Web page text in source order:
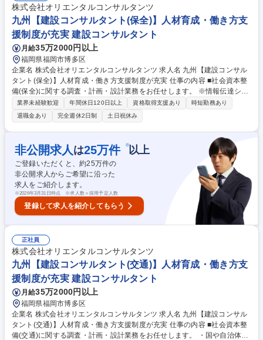
う事業経営を目指して事業領域を拡大しています。 《案件事例》 北九州
市立浅生スポーツセンターの指定管理者、南アルプス市におけるモビリテ
ィレンタルサービス 等 募集職種 関東【建設コンサルタント(公共施設の運
営管理)】人材育成・働き方支援が充実
株式会社オリエンタルコンサルタンツ
九州【建設コンサルタント(保全)】人材育成・働き方支
援制度が充実 建設コンサルタント
月給35万2000円以上
福岡県福岡市博多区
企業名 株式会社オリエンタルコンサルタンツ 求人名 九州【建設コンサル
タント(保全)】人材育成・働き方支援制度が充実 仕事の内容 ■社会資本整
備(保全)に関する調査・計画・設計業務をお任せします。 ※情報伝達シス
テムも駆使した総合的な提案が可能。技術力は、新規開発・拡張計画、運
営、維持管理等、幅広く提供する程の評価を獲得 ・今後増大する老朽化し
た道路/橋梁などの維持管理を行います。これまでの調査設計/点検技術で
培ってきた実績を結集し、個別施設の維持/保全をはじめ、社会資本全体を
包括的に維持/保全するための、技術を提供します。 ・危険の早期発見を
図るため、橋梁の点検/モニタリングや、トンネルの長寿命化計画に向けた
補修/補強設計の立案などを行います。 募集職種 九州【建設コンサルタン
ト(保全)】人材育成・働き方支援制度が充実
業界未経験歓迎 年間休日120日以上 資格取得支援あり
時短勤務あり
退職金あり
完全週休2日制 土日祝休み
非公開求人 は25万件 ※以上
ご登録いただくと、約25万件の
非公開求人からご希望に沿った
求人をご紹介します。
※2026年3月31日時点 ※求人数＝採用予定人数
登録して求人を紹介してもらう
正社員
株式会社オリエンタルコンサルタンツ
九州【建設コンサルタント(交通)】人材育成・働き方支
援制度が充実 建設コンサルタント
月給35万2000円以上
福岡県福岡市博多区
企業名 株式会社オリエンタルコンサルタンツ 求人名 九州【建設コンサル
タント(交通)】人材育成・働き方支援制度が充実 仕事の内容 ■社会資本整
備(交通)に関する調査・計画・設計業務をお任せします。 ・国や自治体、